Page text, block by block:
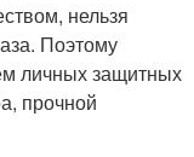
нельзя
Поэтому
личных защитных
прочной